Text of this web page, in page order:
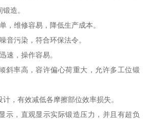
造。
，维修容易，降低生产成本。
音污染，符合环保法令。
速，操作容易。
斜率高，容许偏心荷重大，允许多工位锻
，有效减低各摩擦部位效率损失。
示，直观显示实际锻造压力，并且有超负